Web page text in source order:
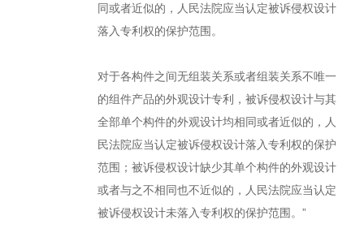
同或者近似的，人民法院应当认定被诉侵权设计
落入专利权的保护范围。
对于各构件之间无组装关系或者组装关系不唯一
的组件产品的外观设计专利，被诉侵权设计与其
全部单个构件的外观设计均相同或者近似的，人
民法院应当认定被诉侵权设计落入专利权的保护
范围；被诉侵权设计缺少其单个构件的外观设计
或者与之不相同也不近似的，人民法院应当认定
被诉侵权设计未落入专利权的保护范围。”